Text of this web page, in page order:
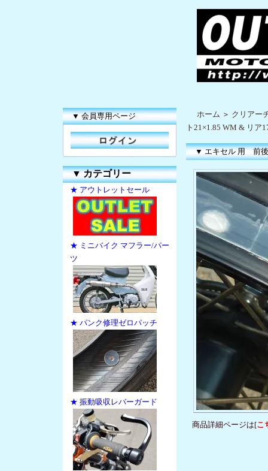
▼ 会員専用ページ
▼カテゴリー
★ アウトレットセール
★ ミニバイク マフラー/パー
ツ
★ パンク修理ゼロパッチ
★ 振動吸収レバーガード
ホーム ＞ クリアー
ト21×1.85 WM & リア
▼ エキセル 用 前後
商品詳細ページは[こ